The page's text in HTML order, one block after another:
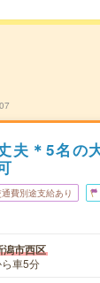
夫＊5名の
通費別途支給あり
潟市西区
車5分